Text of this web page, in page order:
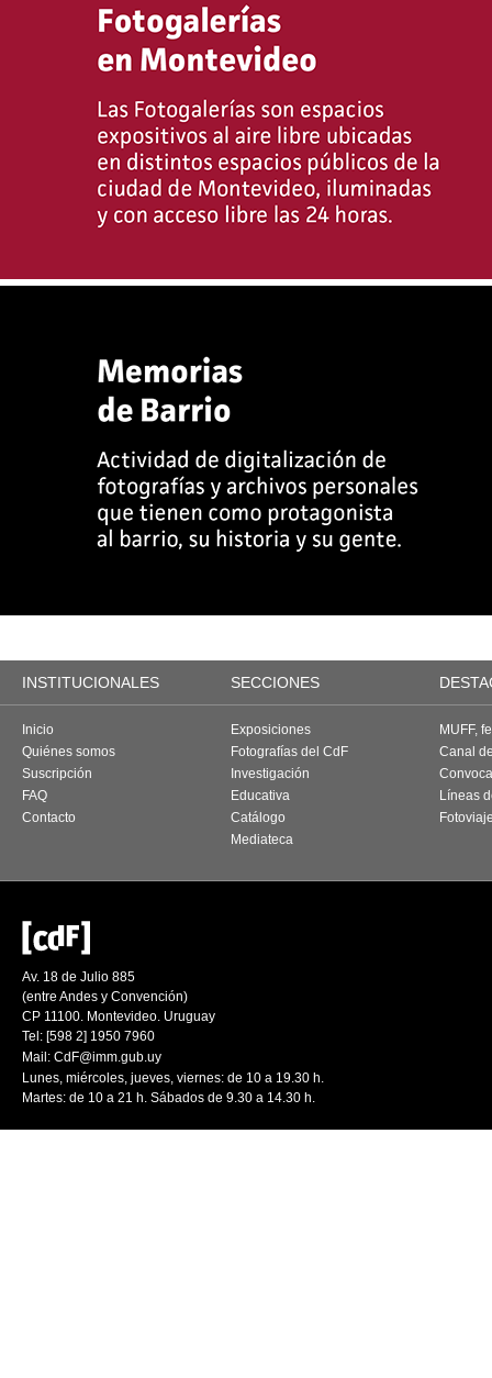
INSTITUCIONALES SECCIONES
Inicio
Quiénes somos
Suscripción
FAQ
Contacto
Exposiciones
Fotografías del CdF
Investigación
Educativa
Catálogo
Mediateca
MUFF,
Canal
Líneas
Av. 18 de Julio 885
(entre Andes y Convención)
CP 11100. Montevideo. Uruguay
Tel: [598 2] 1950 7960
Mail: CdF@imm.gub.uy
Lunes, miércoles, jueves, viernes: de 10 a 19.30 h.
Martes: de 10 a 21 h. Sábados de 9.30 a 14.30 h.